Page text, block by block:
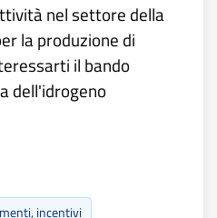
nel settore della
la produzione di
il bando
dell'idrogeno
incentivi